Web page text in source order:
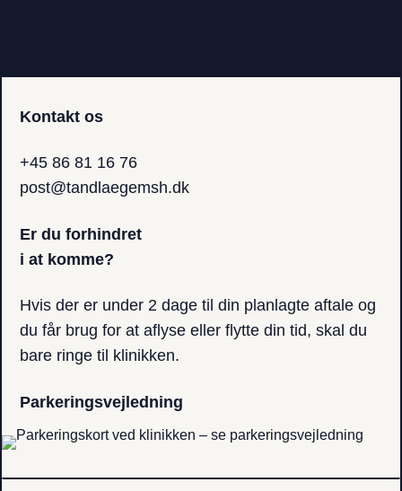
Kontakt os
+45 86 81 16 76
post@tandlaegemsh.dk
Er du forhindret
i at komme?
Hvis der er under 2 dage til din planlagte aftale og
du får brug for at aflyse eller​ flytte din tid, skal du
bare ringe til klinikken.
Parkerings­vejledning